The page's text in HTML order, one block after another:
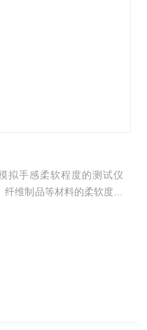
维制品等材料的柔软度测